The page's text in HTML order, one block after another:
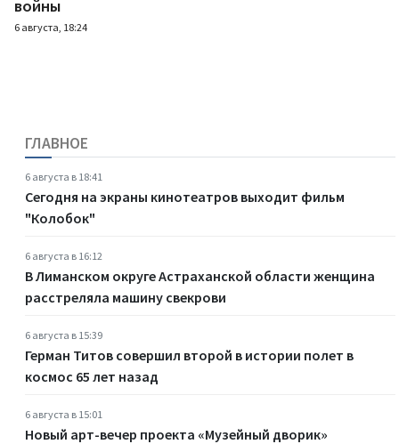
войны
6 августа, 18:24
ГЛАВНОЕ
6 августа в 18:41
Сегодня на экраны кинотеатров выходит фильм
"Колобок"
6 августа в 16:12
В Лиманском округе Астраханской области женщина
расстреляла машину свекрови
6 августа в 15:39
Герман Титов совершил второй в истории полет в
космос 65 лет назад
6 августа в 15:01
Новый арт-вечер проекта «Музейный дворик»